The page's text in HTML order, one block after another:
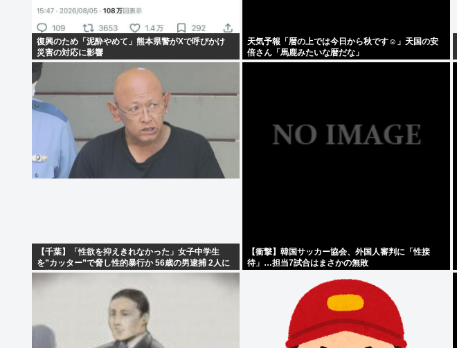
復興のため「泥酔やめて」熊本県警がXで呼びかけ
災害の対応に影響
天気予報「暦の上では今日から秋です☺」天国の安
倍さん「馬鹿みたいな暦だな」
【千葉】「性欲を抑えきれなかった」女子中学生
を”カッター”で脅し性的暴行か 56歳の男逮捕 2人に
面識なし
【衝撃】韓国サッカー協会、外国人審判に「性接
待」…担当7試合はまさかの無敗